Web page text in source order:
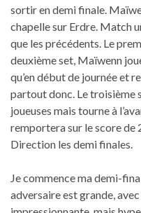
sortir en demi finale.
chapelle sur Erdre. Match
que les précédents. Le
deuxième set, Maïwenn
qu’en début de journée et
partout donc. Le troisième
joueuses mais tourne à
remportera sur le score
Direction les demi finales.
Je commence ma demi-
adversaire est grande,